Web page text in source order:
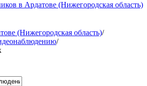
в Ардатове (Нижегородская область)
(Нижегородская область)/
/